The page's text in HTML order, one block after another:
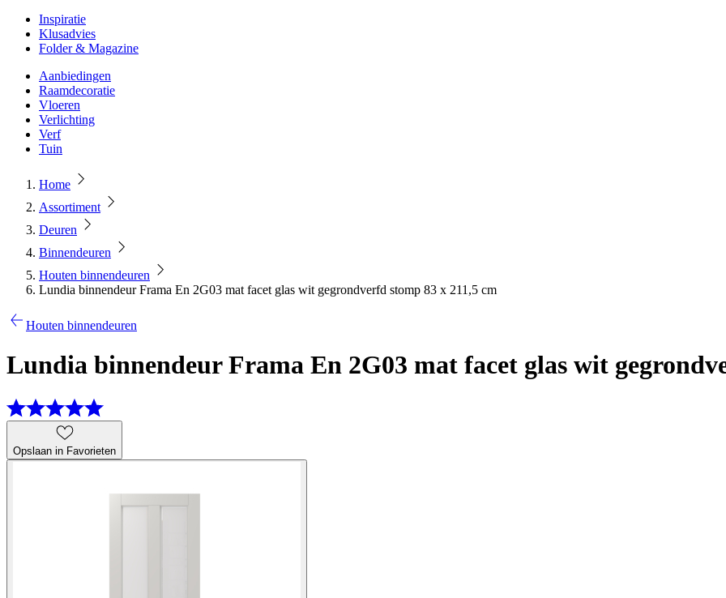
Inspiratie
Klusadvies
Folder & Magazine
Aanbiedingen
Raamdecoratie
Vloeren
Verlichting
Verf
Tuin
Home
Assortiment
Deuren
Binnendeuren
Houten binnendeuren
Lundia binnendeur Frama En 2G03 mat facet glas wit gegrondverfd stomp 83 x 211,5 cm
Houten binnendeuren
Lundia binnendeur Frama En 2G03 mat facet glas wit
Opslaan in Favorieten